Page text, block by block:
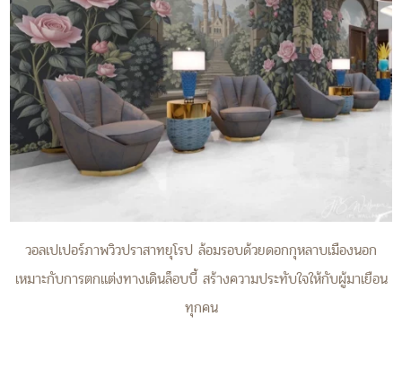
วอลเปเปอร์ภาพวิวปราสาทยุโรป ล้อมรอบด้วยดอกกุหลาบเมืองนอก
เหมาะกับการตกแต่งทางเดินล็อบบี้ สร้างความประทับใจให้กับผู้มาเยือน
ทุกคน